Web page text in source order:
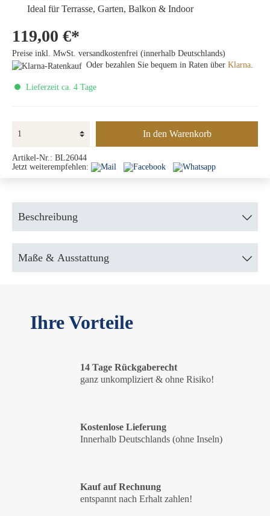
Ideal für Terrasse, Garten, Balkon & Indoor
119,00 €*
Preise inkl. MwSt. versandkostenfrei (innerhalb Deutschlands)
Oder bezahlen Sie bequem in Raten über Klarna.
Lieferzeit ca. 4 Tage
In den Warenkorb
Artikel-Nr.: BL26044
Jetzt weiterempfehlen:
Beschreibung
Maße & Ausstattung
Ihre Vorteile
14 Tage Rückgaberecht
ganz unkompliziert & ohne Risiko!
Kostenlose Lieferung
Innerhalb Deutschlands (ohne Inseln)
Kauf auf Rechnung
entspannt nach Erhalt zahlen!